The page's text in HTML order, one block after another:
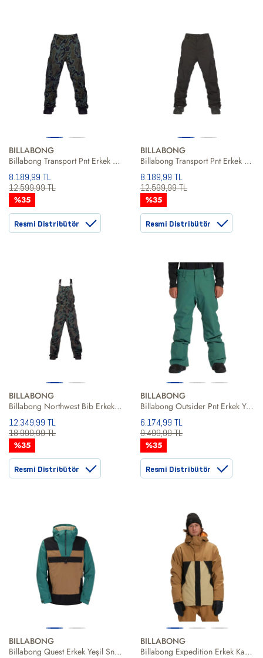
BILLABONG
Billabong Transport Pnt Erkek Yeşil Snowboard Pantolonu
8.189,99 TL
12.599,99 TL
%35
Resmi Distribütör
BILLABONG
Billabong Transport Pnt Erkek Siyah Snowboard Pantolonu
8.189,99 TL
12.599,99 TL
%35
Resmi Distribütör
BILLABONG
Billabong Northwest Bib Erkek Yeşil Snowboard Pantolonu
12.349,99 TL
18.999,99 TL
%35
Resmi Distribütör
BILLABONG
Billabong Outsider Pnt Erkek Yeşil Snowboard Pantolonu
6.174,99 TL
9.499,99 TL
%35
Resmi Distribütör
BILLABONG
Billabong Quest Erkek Yeşil Snowboard Ceketi
BILLABONG
Billabong Expedition Erkek Kahverengi Snowboard Ceketi